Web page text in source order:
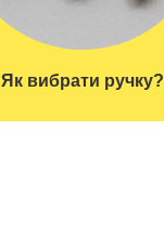
Як вибрати ручку?